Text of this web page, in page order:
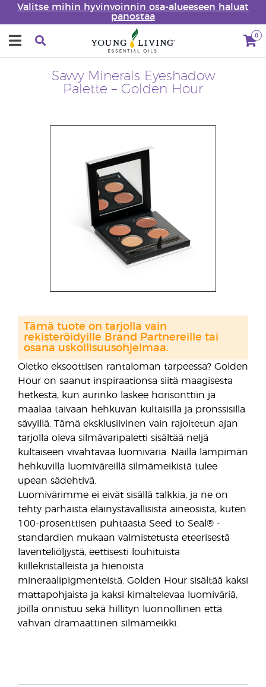
Valitse mihin hyvinvoinnin osa-alueeseen haluat
panostaa
0
Savvy Minerals Eyeshadow
Palette – Golden Hour
Oletko eksoottisen rantaloman tarpeessa? Golden
Hour on saanut inspiraationsa siitä maagisesta
hetkestä, kun aurinko laskee horisonttiin ja
maalaa taivaan hehkuvan kultaisilla ja pronssisilla
sävyillä. Tämä eksklusiivinen vain rajoitetun ajan
tarjolla oleva silmävaripaletti sisältää neljä
kultaiseen vivahtavaa luomiväriä. Näillä lämpimän
hehkuvilla luomiväreillä silmämeikistä tulee
upean sädehtivä.
Luomivärimme ei eivät sisällä talkkia, ja ne on
tehty parhaista eläinystävällisistä aineosista, kuten
100-prosenttisen puhtaasta Seed to Seal® -
standardien mukaan valmistetusta eteerisestä
laventeliöljystä, eettisesti louhituista
kiillekristalleista ja hienoista
mineraalipigmenteistä. Golden Hour sisältää kaksi
mattapohjaista ja kaksi kimaltelevaa luomiväriä,
joilla onnistuu sekä hillityn luonnollinen että
vahvan dramaattinen silmämeikki.
Tämä tuote on tarjolla vain
rekisteröidyille Brand Partnereille tai
osana uskollisuusohjelmaa.